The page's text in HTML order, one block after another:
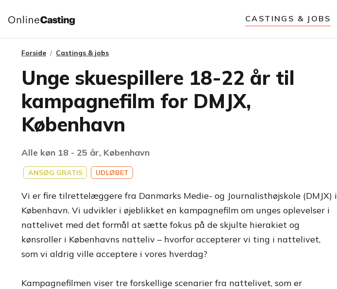
CASTINGS & JOBS
Forside Castings & jobs
Unge skuespillere 18-22 år til
kampagnefilm for DMJX,
København
Alle køn 18 - 25 år, København
ANSØG GRATIS UDLØBET
Vi er fire tilrettelæggere fra Danmarks Medie- og Journalisthøjskole (DMJX) i
København. Vi udvikler i øjeblikket en kampagnefilm om unges oplevelser i
nattelivet med det formål at sætte fokus på de skjulte hierakiet og
kønsroller i Københavns natteliv – hvorfor accepterer vi ting i nattelivet,
som vi aldrig ville acceptere i vores hverdag?
Kampagnefilmen viser tre forskellige scenarier fra nattelivet, som er